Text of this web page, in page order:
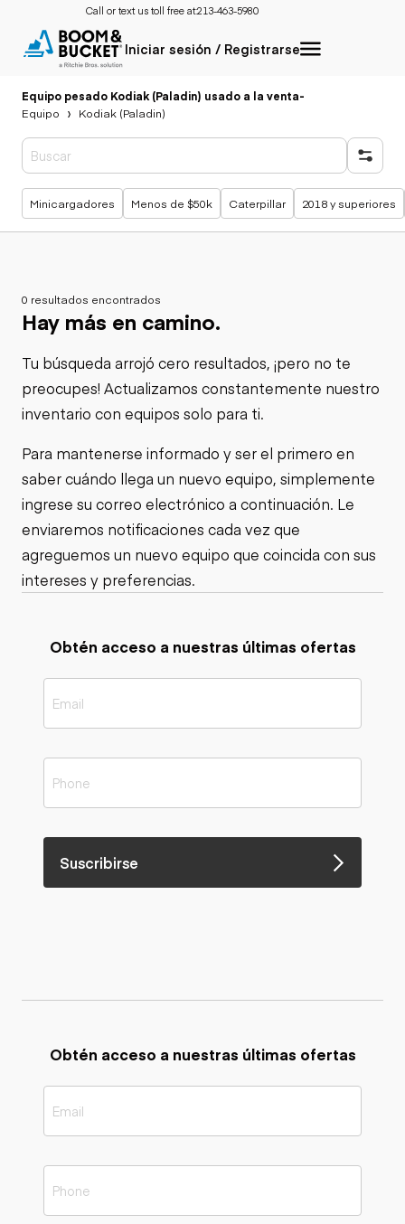
Call or text us toll free at:213-463-5980
Iniciar sesión / Registrarse
Equipo pesado Kodiak (Paladin) usado a la venta-
Equipo
Kodiak (Paladin)
Búsquedas populares
Minicargadores Menos de $50k Caterpillar 2018 y superiores
0 resultados encontrados
Hay más en camino.
Tu búsqueda arrojó cero resultados, ¡pero no te
preocupes! Actualizamos constantemente nuestro
inventario con equipos solo para ti.
Para mantenerse informado y ser el primero en
saber cuándo llega un nuevo equipo, simplemente
ingrese su correo electrónico a continuación. Le
enviaremos notificaciones cada vez que
agreguemos un nuevo equipo que coincida con sus
intereses y preferencias.
Obtén acceso a nuestras últimas ofertas
Suscribirse
Obtén acceso a nuestras últimas ofertas